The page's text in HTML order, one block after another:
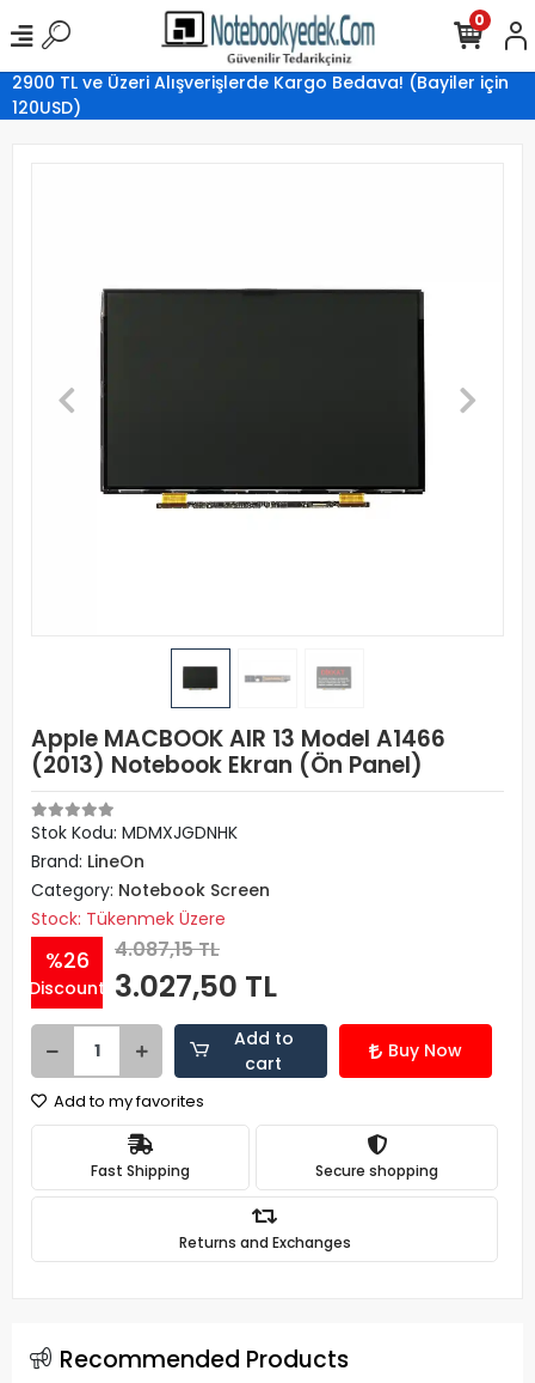
2900 TL ve Üzeri Alışverişlerde Kargo Bedava! (Bayiler için
120USD)
0
Apple MACBOOK AIR 13 Model A1466
(2013) Notebook Ekran (Ön Panel)
Stok Kodu: MDMXJGDNHK
Brand: LineOn
Category: Notebook Screen
Stock: Tükenmek Üzere
%26
Discount
4.087,15 TL
3.027,50 TL
Add to
cart
Buy Now
Add to my favorites
Fast Shipping Secure shopping
Returns and Exchanges
Recommended Products